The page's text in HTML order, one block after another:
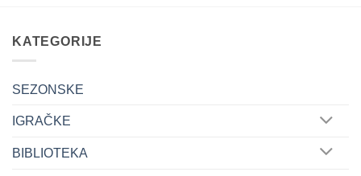
KATEGORIJE
SEZONSKE
IGRAČKE
BIBLIOTEKA